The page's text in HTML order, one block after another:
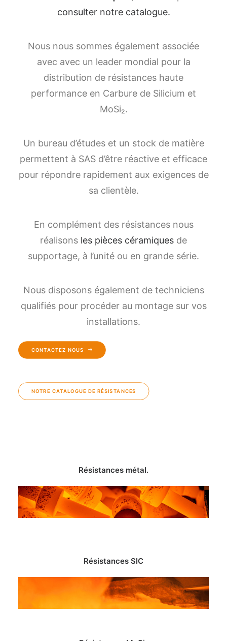
consulter notre catalogue.
Nous nous sommes également associée
avec avec un leader mondial pour la
distribution de résistances haute
performance en Carbure de Silicium et
MoSi₂.
Un bureau d’études et un stock de matière
permettent à SAS d’être réactive et efficace
pour répondre rapidement aux exigences de
sa clientèle.
En complément des résistances nous
réalisons les pièces céramiques de
supportage, à l’unité ou en grande série.
Nous disposons également de techniciens
qualifiés pour procéder au montage sur vos
installations.
CONTACTEZ NOUS
NOTRE CATALOGUE DE RÉSISTANCES
Résistances métal.
Résistances SIC